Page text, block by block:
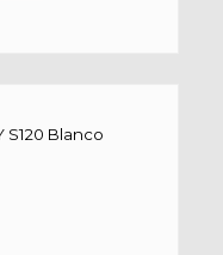
S120 Blanco